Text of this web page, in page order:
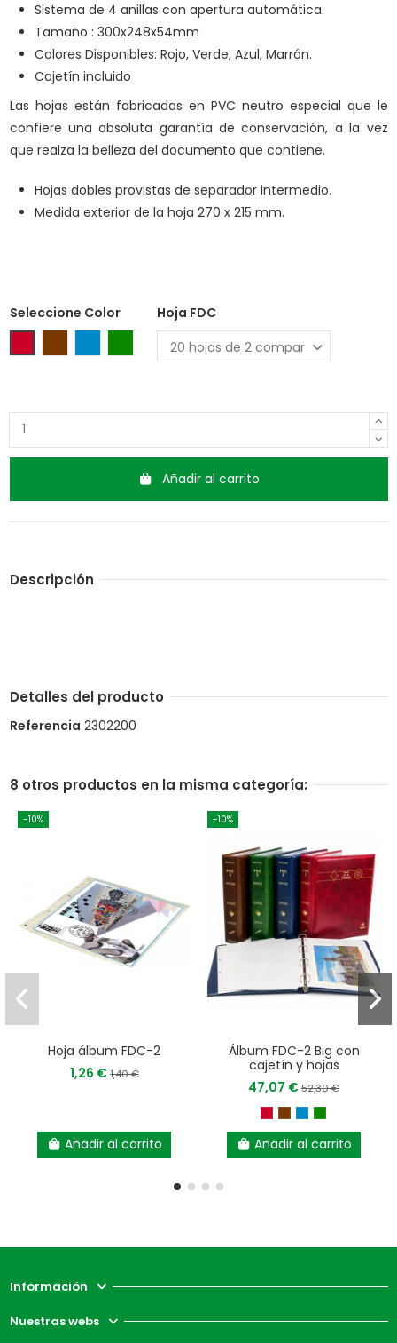
Sistema de 4 anillas con apertura automática.
Tamaño : 300x248x54mm
Colores Disponibles: Rojo, Verde, Azul, Marrón.
Cajetín incluido
Las hojas están fabricadas en PVC neutro especial que le
confiere una absoluta garantía de conservación, a la vez
que realza la belleza del documento que contiene.
Hojas dobles provistas de separador intermedio.
Medida exterior de la hoja 270 x 215 mm.
Seleccione Color
Hoja FDC
Añadir al carrito
Descripción
Detalles del producto
Referencia 2302200
8 otros productos en la misma categoría:
-10%
Hoja álbum FDC-2
1,26 €1,40 €
Añadir al carrito
-10%
Álbum FDC-2 Big con
cajetín y hojas
47,07 €52,30 €
Añadir al carrito
Información
Nuestras webs